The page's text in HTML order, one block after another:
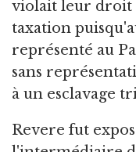
violait leur droit
taxation
représenté au
sans
à un esclavage
Revere fut